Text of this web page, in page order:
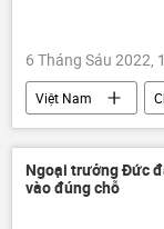
6 Tháng Sáu 2022,
Việt Nam
vi phạm
Сuộc chiến chống
Ngoại trưởng Đức
vào đúng chỗ